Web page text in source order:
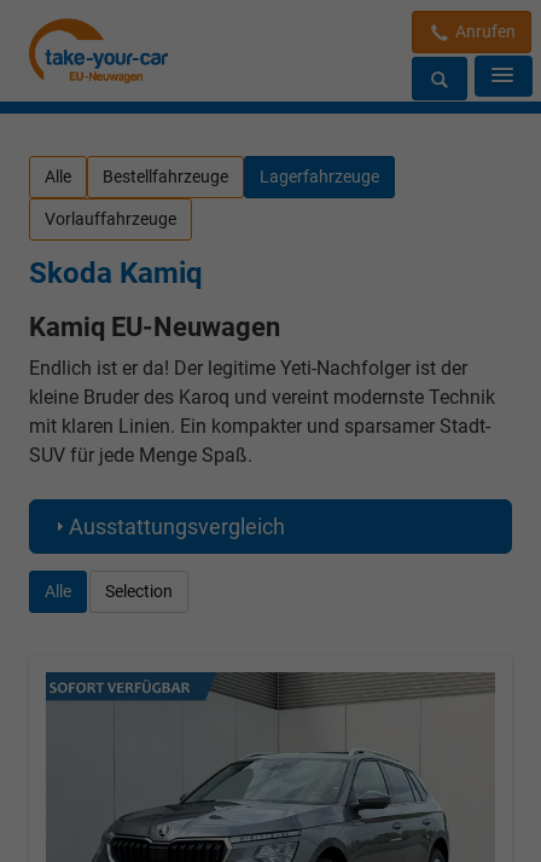
Anrufen
Alle Bestellfahrzeuge Lagerfahrzeuge
Vorlauffahrzeuge
Skoda Kamiq
Kamiq EU-Neuwagen
Endlich ist er da! Der legitime Yeti-Nachfolger ist der
kleine Bruder des Karoq und vereint modernste Technik
mit klaren Linien. Ein kompakter und sparsamer Stadt-
SUV für jede Menge Spaß.
Ausstattungsvergleich
Alle Selection